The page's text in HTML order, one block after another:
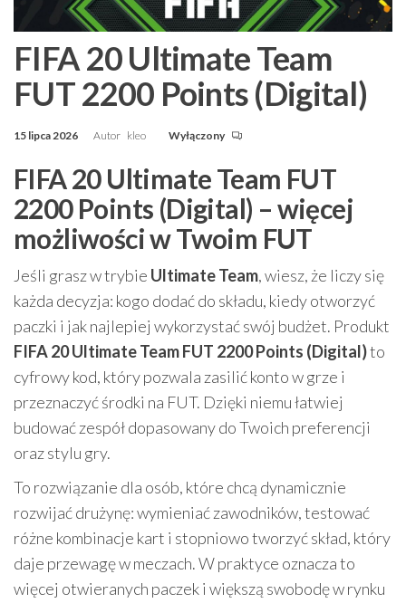
FIFA 20 Ultimate Team
FUT 2200 Points (Digital)
15 lipca 2026 Autor kleo Wyłączony
FIFA 20 Ultimate Team FUT
2200 Points (Digital) – więcej
możliwości w Twoim FUT
Jeśli grasz w trybie Ultimate Team, wiesz, że liczy się
każda decyzja: kogo dodać do składu, kiedy otworzyć
paczki i jak najlepiej wykorzystać swój budżet. Produkt
FIFA 20 Ultimate Team FUT 2200 Points (Digital)to
cyfrowy kod, który pozwala zasilić konto w grze i
przeznaczyć środki na FUT. Dzięki niemu łatwiej
budować zespół dopasowany do Twoich preferencji
oraz stylu gry.
To rozwiązanie dla osób, które chcą dynamicznie
rozwijać drużynę: wymieniać zawodników, testować
różne kombinacje kart i stopniowo tworzyć skład, który
daje przewagę w meczach. W praktyce oznacza to
więcej otwieranych paczek i większą swobodę w rynku